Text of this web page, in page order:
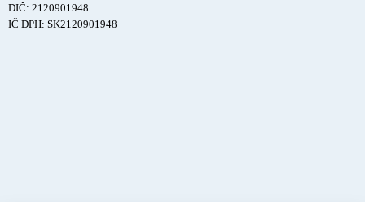
DIČ: 2120901948
IČ DPH: SK2120901948